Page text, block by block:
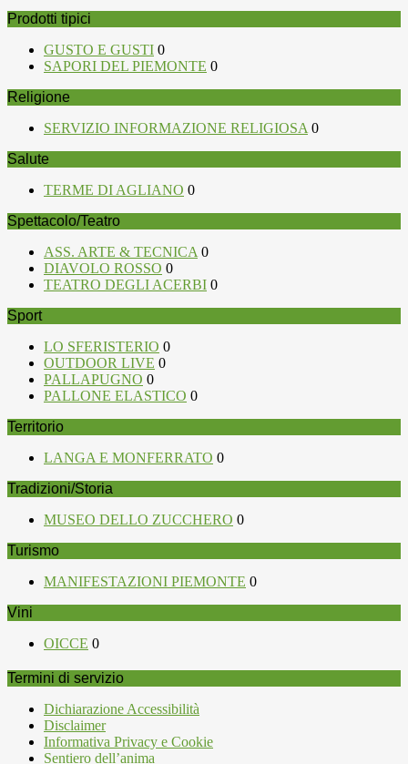
Prodotti tipici
GUSTO E GUSTI 0
SAPORI DEL PIEMONTE 0
Religione
SERVIZIO INFORMAZIONE RELIGIOSA0
Salute
TERME DI AGLIANO 0
Spettacolo/Teatro
ASS. ARTE & TECNICA0
DIAVOLO ROSSO 0
TEATRO DEGLI ACERBI 0
Sport
LO SFERISTERIO 0
OUTDOOR LIVE 0
PALLAPUGNO 0
PALLONE ELASTICO 0
Territorio
LANGA E MONFERRATO 0
Tradizioni/Storia
MUSEO DELLO ZUCCHERO 0
Turismo
MANIFESTAZIONI PIEMONTE 0
Vini
OICCE 0
Termini di servizio
Dichiarazione Accessibilità
Disclaimer
Informativa Privacy e Cookie
Sentiero dell’anima